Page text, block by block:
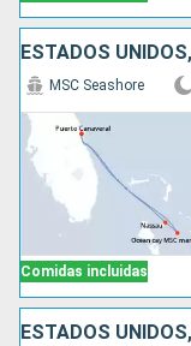
ESTADOS
Comidas incluidas
MSC Seashore
ESTADOS